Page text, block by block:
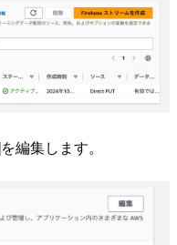
編集します。